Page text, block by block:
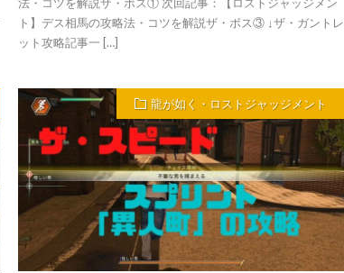
ト】デス相馬の攻略法・コツを解説ザ・ボス③ ↓ザ・ガントレ
ット攻略記事一 […]
龍が如く・ロストジャッジメント